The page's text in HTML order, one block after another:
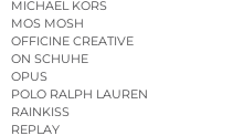
MICHAEL KORS
MOS MOSH
OFFICINE CREATIVE
ON SCHUHE
OPUS
POLO RALPH LAUREN
RAINKISS
REPLAY